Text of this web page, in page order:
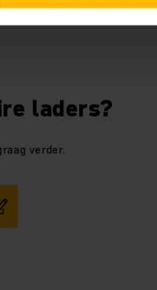
laders?
verder.